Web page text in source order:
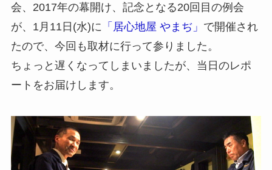
会、2017年の幕開け、記念となる20回目の例会
が、1月11日(水)に 「居心地屋 やまぢ」 で開催され
たので、今回も取材に行って参りました。
ちょっと遅くなってしまいましたが、当日のレポ
ートをお届けします。